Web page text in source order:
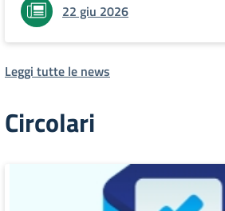
22 giu 2026
Leggi tutte le news
Circolari